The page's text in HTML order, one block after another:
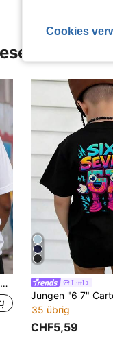
Artikel
Littl
35 übrig
CHF5,59
Cookies